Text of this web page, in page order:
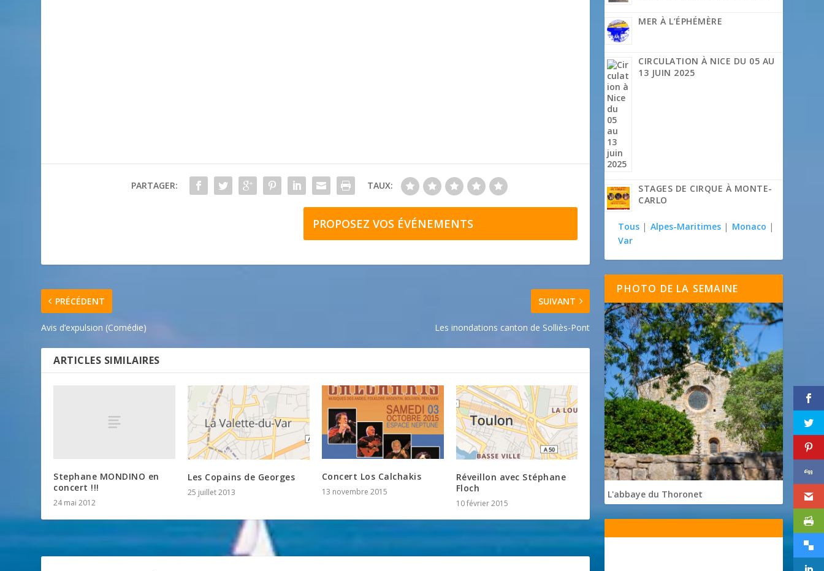
PARTAGER: TAUX:
PROPOSEZ VOS ÉVÉNEMENTS
PRÉCÉDENT
Avis d’expulsion (Comédie)
SUIVANT
Les inondations canton de Solliès-Pont
ARTICLES SIMILAIRES
Stephane MONDINO en
concert !!!
24 mai 2012
Les Copains de Georges
25 juillet 2013
Concert Los Calchakis
13 novembre 2015
Réveillon avec Stéphane
Floch
10 février 2015
MER À L’ÉPHÉMÈRE
CIRCULATION À NICE DU 05 AU
13 JUIN 2025
STAGES DE CIRQUE À MONTE-
CARLO
Tous | Alpes-Maritimes | Monaco |
Var
PHOTO DE LA SEMAINE
L'abbaye du Thoronet